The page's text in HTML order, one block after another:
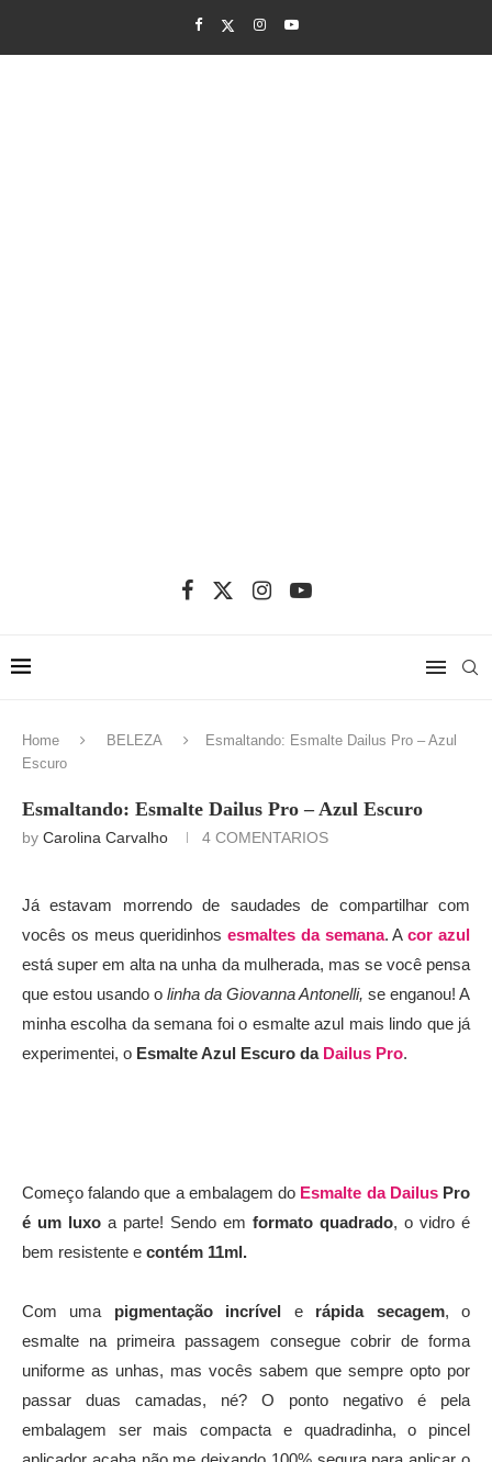
Home BELEZA
Esmaltando: Esmalte Dailus Pro – Azul
Escuro
Esmaltando: Esmalte Dailus Pro – Azul Escuro
by Carolina Carvalho 4 COMENTARIOS
Já estavam morrendo de saudades de compartilhar com
vocês os meus queridinhos esmaltes da semana. Acor azul
está super em alta na unha da mulherada, mas se você pensa
que estou usando o linha da Giovanna Antonelli, se enganou! A
minha escolha da semana foi o esmalte azul mais lindo que já
experimentei, o Esmalte Azul Escuro da Dailus Pro.
Começo falando que a embalagem do Esmalte da Dailus Pro
é um luxo a parte! Sendo em formato quadrado, o vidro é
bem resistente e contém 11ml.
Com uma pigmentação incrível e rápida secagem, o
esmalte na primeira passagem consegue cobrir de forma
uniforme as unhas, mas vocês sabem que sempre opto por
passar duas camadas, né? O ponto negativo é pela
embalagem ser mais compacta e quadradinha, o pincel